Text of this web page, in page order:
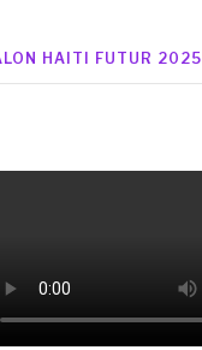
HAITI FUTUR 2025